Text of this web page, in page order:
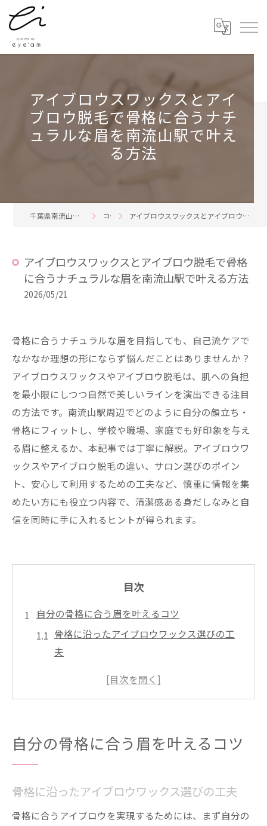
アイブロウスワックスとアイ
ブロウ脱毛で骨格に合うナチ
ュラルな眉を南流山駅で叶え
る方法
千葉県南流山のまつ毛パーマならeye'am コラム アイブロウスワックスとアイブロウ脱毛で骨格に合うナチュラルな眉を南流山駅で叶える方法
アイブロウスワックスとアイブロウ脱毛で骨格
に合うナチュラルな眉を南流山駅で叶える方法
2026/05/21
骨格に合うナチュラルな眉を目指しても、自己流ケアで
なかなか理想の形にならず悩んだことはありませんか？
アイブロウスワックスやアイブロウ脱毛は、肌への負担
を最小限にしつつ自然で美しいラインを演出できる注目
の方法です。南流山駅周辺でどのように自分の顔立ち・
骨格にフィットし、学校や職場、家庭でも好印象を与え
る眉に整えるか、本記事では丁寧に解説。アイブロウワ
ックスやアイブロウ脱毛の違い、サロン選びのポイン
ト、安心して利用するための工夫など、慎重に情報を集
めたい方にも役立つ内容で、清潔感ある身だしなみと自
信を同時に手に入れるヒントが得られます。
目次
自分の骨格に合う眉を叶えるコツ
骨格に沿ったアイブロウワックス選びの工
夫
アイブロウ脱毛で自然な眉ラインを手に入
骨格診断で叶えるナチュラルなアイブロウ
アイブロウワックスと脱毛の違いを理解し
自分の骨格に合う眉を叶えるコツ
骨格に沿ったアイブロウワックス選びの工夫
骨格に合うアイブロウを実現するためには、まず自分の